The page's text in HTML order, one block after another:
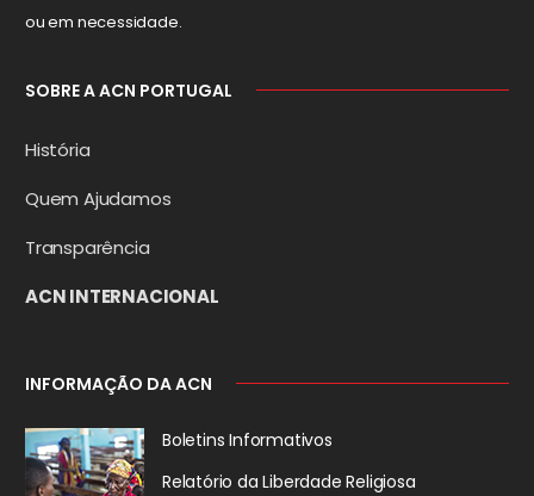
ou em necessidade.
SOBRE A ACN PORTUGAL
História
Quem Ajudamos
Transparência
ACN INTERNACIONAL
INFORMAÇÃO DA ACN
Boletins Informativos
Relatório da Liberdade Religiosa